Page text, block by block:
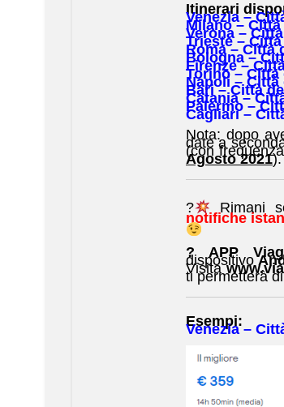
Itinerari
Venezia –
Milano –
Verona –
Trieste –
Roma – Città
Bologna –
Firenze –
Torino – Città
Napoli –
Bari – Città
Catania –
Palermo –
Cagliari –
Nota: dopo
date a
(con
Agosto 2021).
? Rimani
notifiche
? APP
dispositivo
Visita
ti permetterà
Esempi:
Venezia –